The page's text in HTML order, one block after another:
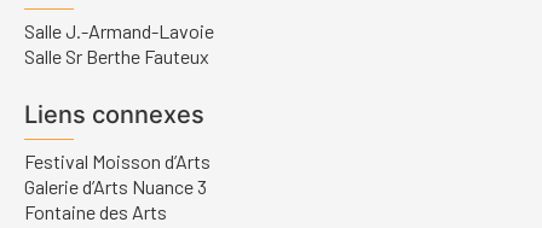
Salle J.-Armand-Lavoie
Salle Sr Berthe Fauteux
Liens connexes
Festival Moisson d’Arts
Galerie d’Arts Nuance 3
Fontaine des Arts